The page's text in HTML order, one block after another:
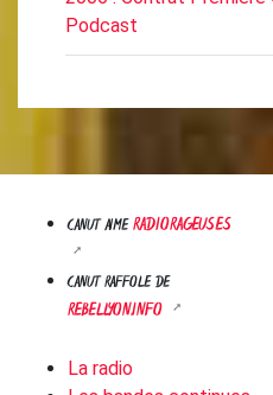
Podcast
CANUT AIMERADIORAGEUSES
CANUT RAFFOLE DE
REBELLYON.INFO
La radio